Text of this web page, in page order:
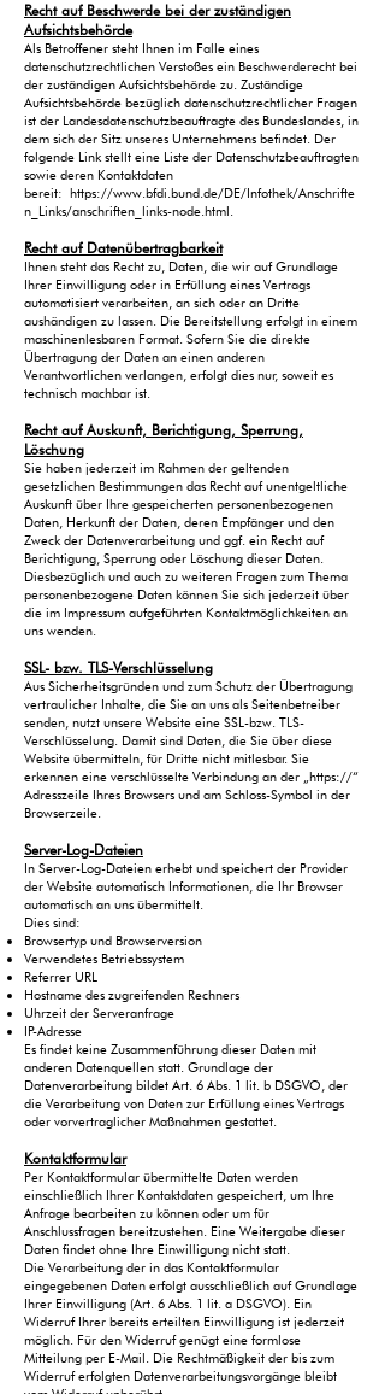
Recht auf Beschwerde bei der zuständigen
Aufsichtsbehörde
Als Betroffener steht Ihnen im Falle eines
datenschutzrechtlichen Verstoßes ein Beschwerderecht bei
der zuständigen Aufsichtsbehörde zu. Zuständige
Aufsichtsbehörde bezüglich datenschutzrechtlicher Fragen
ist der Landesdatenschutzbeauftragte des Bundeslandes, in
dem sich der Sitz unseres Unternehmens befindet. Der
folgende Link stellt eine Liste der Datenschutzbeauftragten
sowie deren Kontaktdaten
bereit: https://www.bfdi.bund.de/DE/Infothek/Anschrifte
n_Links/anschriften_links-node.html.
Recht auf Datenübertragbarkeit
Ihnen steht das Recht zu, Daten, die wir auf Grundlage
Ihrer Einwilligung oder in Erfüllung eines Vertrags
automatisiert verarbeiten, an sich oder an Dritte
aushändigen zu lassen. Die Bereitstellung erfolgt in einem
maschinenlesbaren Format. Sofern Sie die direkte
Übertragung der Daten an einen anderen
Verantwortlichen verlangen, erfolgt dies nur, soweit es
technisch machbar ist.
Recht auf Auskunft, Berichtigung, Sperrung,
Löschung
Sie haben jederzeit im Rahmen der geltenden
gesetzlichen Bestimmungen das Recht auf unentgeltliche
Auskunft über Ihre gespeicherten personenbezogenen
Daten, Herkunft der Daten, deren Empfänger und den
Zweck der Datenverarbeitung und ggf. ein Recht auf
Berichtigung, Sperrung oder Löschung dieser Daten.
Diesbezüglich und auch zu weiteren Fragen zum Thema
personenbezogene Daten können Sie sich jederzeit über
die im Impressum aufgeführten Kontaktmöglichkeiten an
uns wenden.
SSL- bzw. TLS-Verschlüsselung
Aus Sicherheitsgründen und zum Schutz der Übertragung
vertraulicher Inhalte, die Sie an uns als Seitenbetreiber
senden, nutzt unsere Website eine SSL-bzw. TLS-
Verschlüsselung. Damit sind Daten, die Sie über diese
Website übermitteln, für Dritte nicht mitlesbar. Sie
erkennen eine verschlüsselte Verbindung an der „https://“
Adresszeile Ihres Browsers und am Schloss-Symbol in der
Browserzeile.
Server-Log-Dateien
In Server-Log-Dateien erhebt und speichert der Provider
der Website automatisch Informationen, die Ihr Browser
automatisch an uns übermittelt.
Dies sind:
Browsertyp und Browserversion
Verwendetes Betriebssystem
Referrer URL
Hostname des zugreifenden Rechners
Uhrzeit der Serveranfrage
IP-Adresse
Es findet keine Zusammenführung dieser Daten mit
anderen Datenquellen statt. Grundlage der
Datenverarbeitung bildet Art. 6 Abs. 1 lit. b DSGVO, der
die Verarbeitung von Daten zur Erfüllung eines Vertrags
oder vorvertraglicher Maßnahmen gestattet.
Kontaktformular
Per Kontaktformular übermittelte Daten werden
einschließlich Ihrer Kontaktdaten gespeichert, um Ihre
Anfrage bearbeiten zu können oder um für
Anschlussfragen bereitzustehen. Eine Weitergabe dieser
Daten findet ohne Ihre Einwilligung nicht statt.
Die Verarbeitung der in das Kontaktformular
eingegebenen Daten erfolgt ausschließlich auf Grundlage
Ihrer Einwilligung (Art. 6 Abs. 1 lit. a DSGVO). Ein
Widerruf Ihrer bereits erteilten Einwilligung ist jederzeit
möglich. Für den Widerruf genügt eine formlose
Mitteilung per E-Mail. Die Rechtmäßigkeit der bis zum
Widerruf erfolgten Datenverarbeitungsvorgänge bleibt